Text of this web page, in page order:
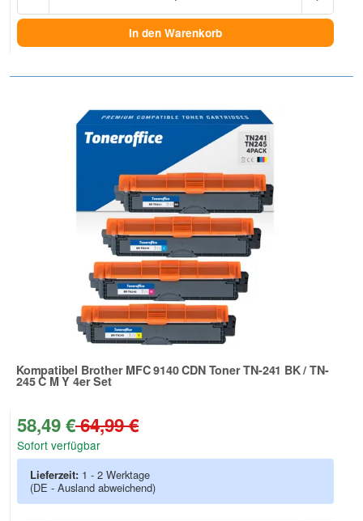
In den Warenkorb
Kompatibel Brother MFC 9140 CDN Toner TN-241 BK / TN-
245 C M Y 4er Set
58,49 €64,99 €
Sofort verfügbar
Lieferzeit: 1 - 2 Werktage
(DE - Ausland abweichend)